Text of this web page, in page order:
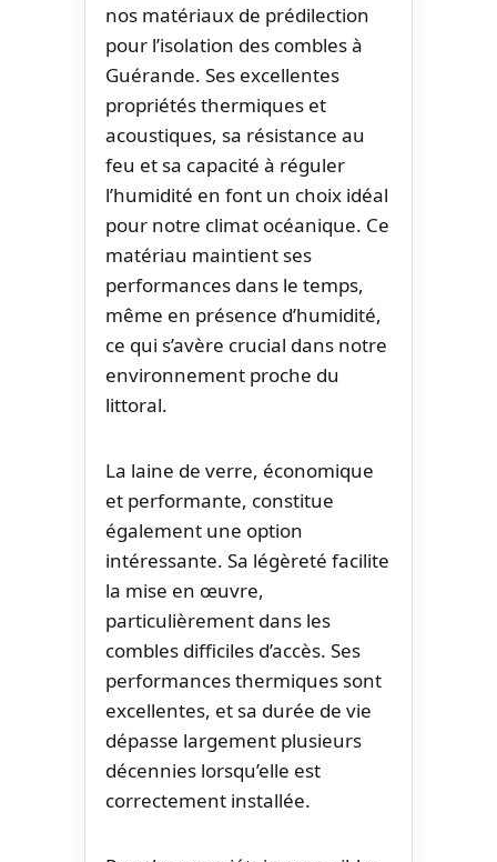
nos matériaux de prédilection
pour l’isolation des combles à
Guérande. Ses excellentes
propriétés thermiques et
acoustiques, sa résistance au
feu et sa capacité à réguler
l’humidité en font un choix idéal
pour notre climat océanique. Ce
matériau maintient ses
performances dans le temps,
même en présence d’humidité,
ce qui s’avère crucial dans notre
environnement proche du
littoral.
La laine de verre, économique
et performante, constitue
également une option
intéressante. Sa légèreté facilite
la mise en œuvre,
particulièrement dans les
combles difficiles d’accès. Ses
performances thermiques sont
excellentes, et sa durée de vie
dépasse largement plusieurs
décennies lorsqu’elle est
correctement installée.